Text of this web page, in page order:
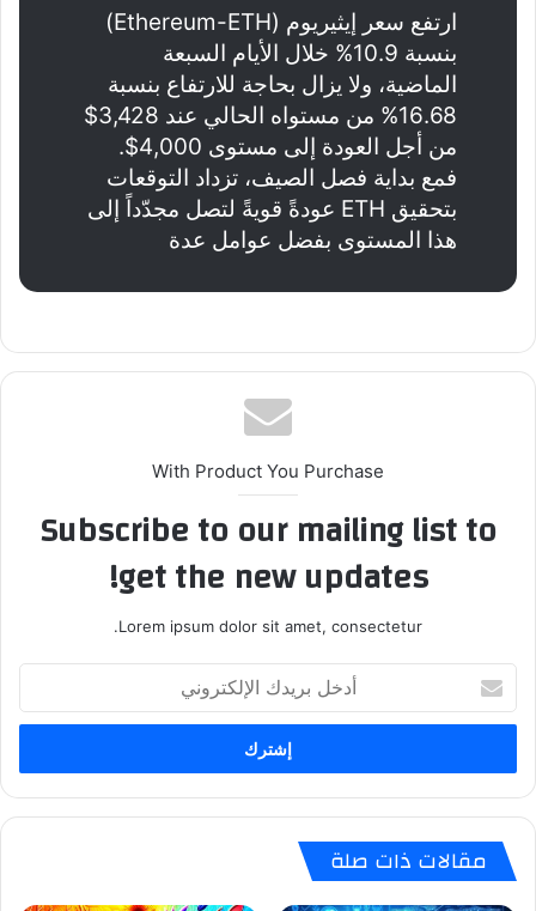
ارتفع سعر إيثيريوم (Ethereum-ETH)
بنسبة 10.9% خلال الأيام السبعة
الماضية، ولا يزال بحاجة للارتفاع بنسبة
16.68% من مستواه الحالي عند 3,428$
من أجل العودة إلى مستوى 4,000$.
فمع بداية فصل الصيف، تزداد التوقعات
بتحقيق ETH عودةً قويةً لتصل مجدّداً إلى
هذا المستوى بفضل عوامل عدة
With Product You Purchase
Subscribe to our mailing list to
get the new updates!
Lorem ipsum dolor sit amet, consectetur.
بريدك
الإلكتروني
مقالات ذات صلة